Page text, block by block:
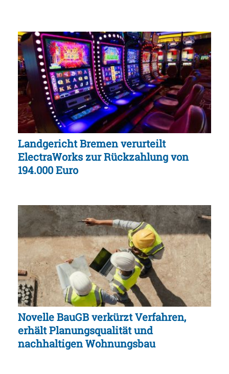
Landgericht Bremen verurteilt
ElectraWorks zur Rückzahlung von
194.000 Euro
Novelle BauGB verkürzt Verfahren,
erhält Planungsqualität und
nachhaltigen Wohnungsbau